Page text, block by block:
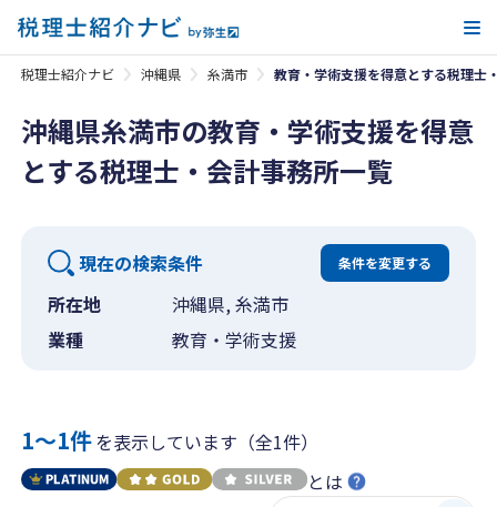
税理士紹介ナビ 沖縄県 糸満市 教育・学術支援を得意とする税理士
沖縄県糸満市の教育・学術支援を得意
とする税理士・会計事務所一覧
現在の検索条件 条件を変更する
所在地
沖縄県, 糸満市
業種
教育・学術支援
1〜1件を表示しています（全1件）
とは